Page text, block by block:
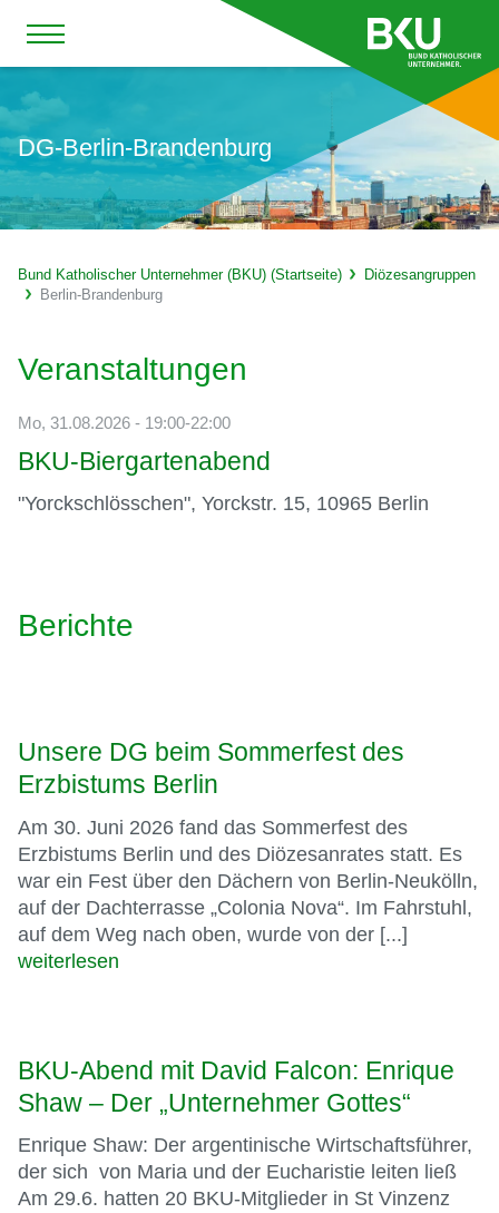
DG-Berlin-Brandenburg
Bund Katholischer Unternehmer (BKU) (Startseite)
Diözesangruppen
Berlin-Brandenburg
Veranstaltungen
Mo, 31.08.2026 - 19:00-22:00
BKU-Biergartenabend
"Yorckschlösschen", Yorckstr. 15, 10965 Berlin
Berichte
Unsere DG beim Sommerfest des
Erzbistums Berlin
Am 30. Juni 2026 fand das Sommerfest des
Erzbistums Berlin und des Diözesanrates statt. Es
war ein Fest über den Dächern von Berlin-Neukölln,
auf der Dachterrasse „Colonia Nova“. Im Fahrstuhl,
auf dem Weg nach oben, wurde von der [...]
weiterlesen
BKU-Abend mit David Falcon: Enrique
Shaw – Der „Unternehmer Gottes“
Enrique Shaw: Der argentinische Wirtschaftsführer,
der sich von Maria und der Eucharistie leiten ließ
Am 29.6. hatten 20 BKU-Mitglieder in St Vinzenz